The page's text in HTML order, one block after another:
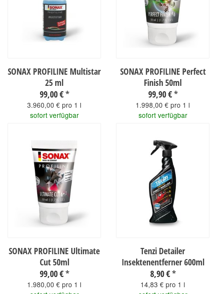
SONAX PROFILINE Multistar
25 ml
99,00 €*
3.960,00 € pro 1 l
sofort verfügbar
SONAX PROFILINE Perfect
Finish 50ml
99,90 €*
1.998,00 € pro 1 l
sofort verfügbar
SONAX PROFILINE Ultimate
Cut 50ml
99,00 €*
1.980,00 € pro 1 l
Tenzi Detailer
Insektenentferner 600ml
8,90 €*
14,83 € pro 1 l